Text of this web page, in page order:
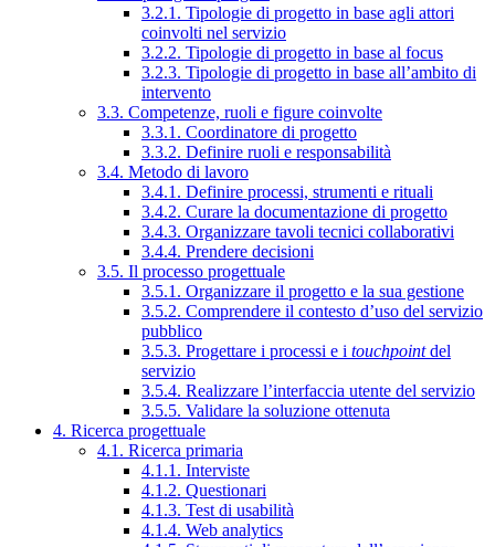
3.2.1. Tipologie di progetto in base agli attori
coinvolti nel servizio
3.2.2. Tipologie di progetto in base al focus
3.2.3. Tipologie di progetto in base all’ambito di
intervento
3.3. Competenze, ruoli e figure coinvolte
3.3.1. Coordinatore di progetto
3.3.2. Definire ruoli e responsabilità
3.4. Metodo di lavoro
3.4.1. Definire processi, strumenti e rituali
3.4.2. Curare la documentazione di progetto
3.4.3. Organizzare tavoli tecnici collaborativi
3.4.4. Prendere decisioni
3.5. Il processo progettuale
3.5.1. Organizzare il progetto e la sua gestione
3.5.2. Comprendere il contesto d’uso del servizio
pubblico
3.5.3. Progettare i processi e i touchpointdel
servizio
3.5.4. Realizzare l’interfaccia utente del servizio
3.5.5. Validare la soluzione ottenuta
4. Ricerca progettuale
4.1. Ricerca primaria
4.1.1. Interviste
4.1.2. Questionari
4.1.3. Test di usabilità
4.1.4. Web analytics